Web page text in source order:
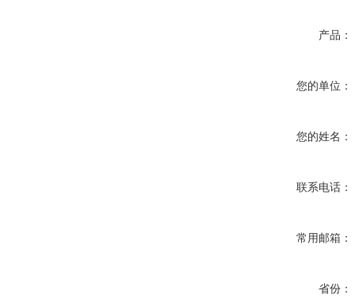
产品：
您的单位：
您的姓名：
联系电话：
常用邮箱：
省份：